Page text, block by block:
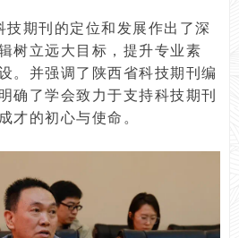
技期刊的定位和发展作出了深
树立远大目标，提升专业素
。并强调了陕西省科技期刊编
确了学会致力于支持科技期刊
才的初心与使命。